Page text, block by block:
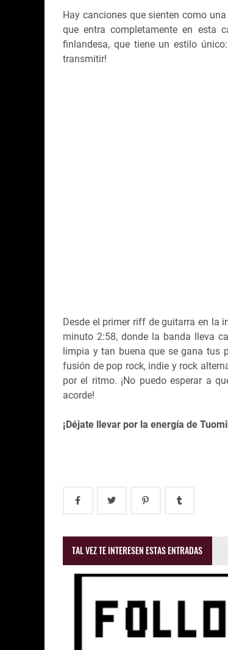
Hay canciones que sienten como
que entra completamente en esta
finlandesa, que tiene un estilo
transmitir!
Desde el primer riff de guitarra en la
minuto 2:58, donde la banda lleva
limpia y tan buena que se gana tus
fusión de pop rock, indie y rock
por el ritmo. ¡No puedo esperar a
acorde!
¡Déjate llevar por la energía de
TAL VEZ TE INTERESEN ESTAS ENTRADAS